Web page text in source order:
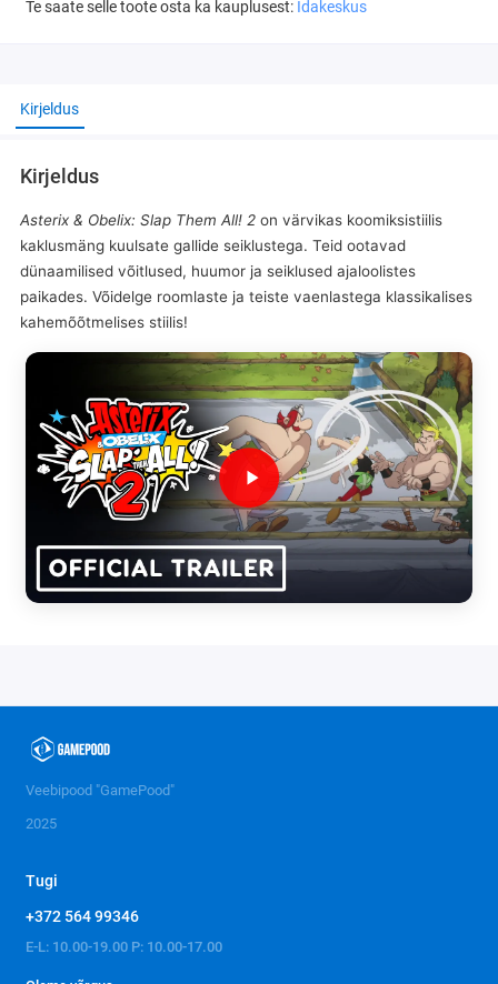
Te saate selle toote osta ka kauplusest: Idakeskus
Kirjeldus
Kirjeldus
Asterix & Obelix: Slap Them All! 2 on värvikas koomiksistiilis
kaklusmäng kuulsate gallide seiklustega. Teid ootavad
dünaamilised võitlused, huumor ja seiklused ajaloolistes
paikades. Võidelge roomlaste ja teiste vaenlastega klassikalises
kahemõõtmelises stiilis!
Veebipood "GamePood"
2025
Tugi
+372 564 99346
E-L: 10.00-19.00 P: 10.00-17.00